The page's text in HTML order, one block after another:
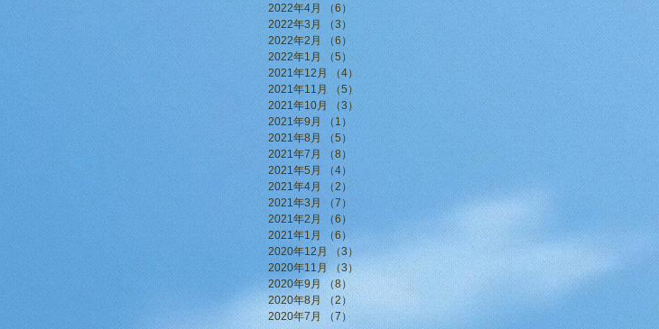
2022年4月 （6）
6件の記事
2022年3月
（3） 3件の記事
2022年2月
（6）6件の記事
2022年1月 （5） 5件の記事
2021年12月
（4）
4件の記事
2021年11月
（5） 5件の記事
2021年10月
（3）
3件の記事
2021年9月
（1）
1件の記事
2021年8月
（5） 5件の記事
2021年7月
（8）
8件の記事
2021年5月
（4） 4件の記事
2021年4月
（2）2件の記事
2021年3月 （7）
7件の記事
2021年2月
（6）6件の記事
2021年1月
（6） 6件の記事
2020年12月 （3）
3件の記事
2020年11月
（3） 3件の記事
2020年9月 （8）
8件の記事
2020年8月
（2） 2件の記事
2020年7月
（7） 7件の記事